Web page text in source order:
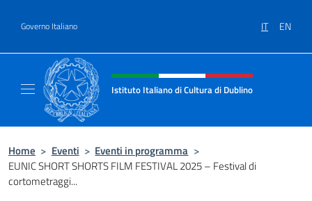
Governo Italiano IT EN
Intestazione sito, social e menù
Istituto Italiano di Cultura di Dublino
Home > Eventi > Eventi in programma >
EUNIC SHORT SHORTS FILM FESTIVAL 2025 – Festival di
cortometraggi...